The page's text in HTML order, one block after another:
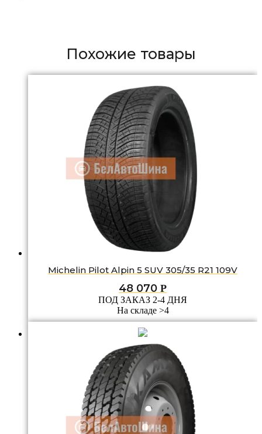
Похожие товары
Michelin Pilot Alpin 5 SUV 305/35 R21 109V
48 070 Р
ПОД ЗАКАЗ 2-4 ДНЯ
На складе >4